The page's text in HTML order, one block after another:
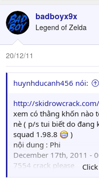
badboyx9x
Legend of Zelda
20/12/11
huynhducanh456 nói:
http://
xem có thằng khốn nào
nè ( p/s tui biết do đang
squad 1.98.8
)
nội dung : Phi
December 17th, 2011 -
7554 crack please
( REPLY )